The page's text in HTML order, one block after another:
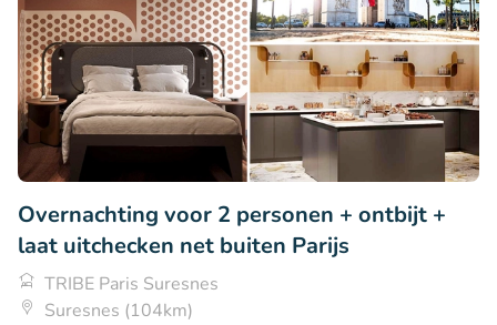
Overnachting voor 2 personen + ontbijt +
laat uitchecken net buiten Parijs
TRIBE Paris Suresnes
Suresnes (104km)